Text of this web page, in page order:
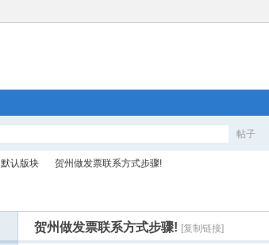
帖子
默认版块
›
贺州做发票联系方式步骤!
贺州做发票联系方式步骤! [复制链接]